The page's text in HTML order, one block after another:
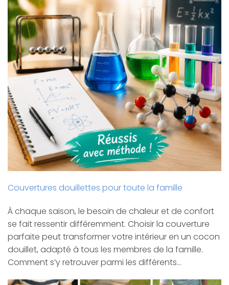
Couvertures douillettes pour toute la famille
À chaque saison, le besoin de chaleur et de confort
se fait ressentir différemment. Choisir la couverture
parfaite peut transformer votre intérieur en un cocon
douillet, adapté à tous les membres de la famille.
Comment s’y retrouver parmi les différents…